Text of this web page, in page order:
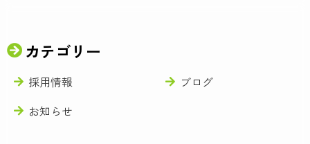
カテゴリー
採用情報
ブログ
お知らせ